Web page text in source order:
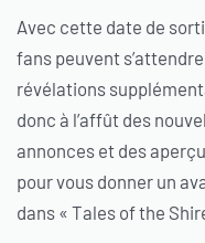
Avec cette date de
fans peuvent
révélations
donc à l’affût des
annonces et des
pour vous donner un
dans « Tales of the